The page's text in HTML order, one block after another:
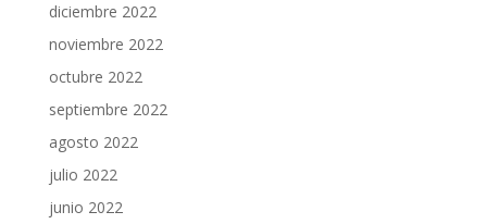
diciembre 2022
noviembre 2022
octubre 2022
septiembre 2022
agosto 2022
julio 2022
junio 2022